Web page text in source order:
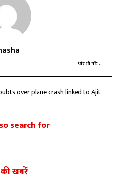
और भी पढ़ें...
over plane crash linked to Ajit
search for
खबरें